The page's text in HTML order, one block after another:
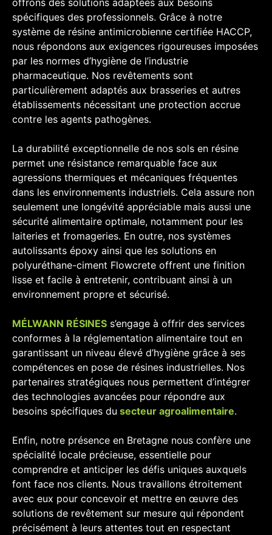
spécifiques des professionnels. Grâce à notre
système de résine antimicrobienne certifiée HACCP,
nous répondons aux exigences rigoureuses imposées
par les normes d’hygiène de l’industrie
pharmaceutique. Nos revêtements sont
particulièrement adaptés aux brasseries et autres
établissements nécessitant une protection accrue
contre les agents pathogènes.
La durabilité exceptionnelle de nos sols en résine
permet une résistance remarquable face aux
agressions thermiques et mécaniques fréquentes
dans les environnements industriels. Cela assure non
seulement une longévité appréciable mais aussi une
sécurité alimentaire optimale, notamment pour les
laiteries et fromageries. En outre, nos systèmes
autolissants époxy ainsi que les solutions en
polyuréthane-ciment Flowcrete offrent une finition
lisse et facile à entretenir, contribuant ainsi à un
environnement propre et sécurisé.
MÉLWANN RÉSINES s’engage à offrir des services
conformes à la réglementation alimentaire tout en
garantissant un niveau élevé d’hygiène grâce à ses
compétences en pose de résines industrielles. Nos
partenaires stratégiques nous permettent d’intégrer
des technologies avancées pour répondre aux
besoins spécifiques du secteur agroalimentaire.
Enfin, notre présence en Bretagne nous confère une
spécialité locale précieuse, essentielle pour
comprendre et anticiper les défis uniques auxquels
font face nos clients. Nous travaillons étroitement
avec eux pour concevoir et mettre en œuvre des
solutions de revêtement sur mesure qui répondent
précisément à leurs attentes tout en respectant